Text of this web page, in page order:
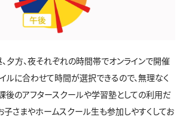
夕方、夜それぞれの時間帯でオンラインで開催
イルに合わせて時間が選択できるので、無理なく
後のアフタースクールや学習塾としての利用だ
子さまやホームスクール生も参加しやすくしてお